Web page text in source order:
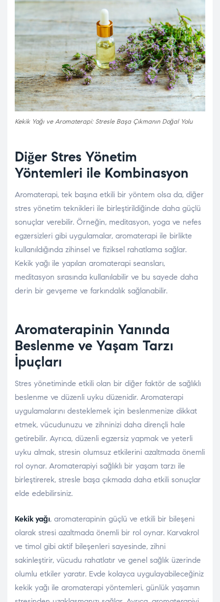
Kekik Yağı ve Aromaterapi: Stresle Başa Çıkmanın Doğal Yolu
Diğer Stres Yönetim
Yöntemleri ile Kombinasyon
Aromaterapi, tek başına etkili bir yöntem olsa da, diğer
stres yönetim teknikleri ile birleştirildiğinde daha güçlü
sonuçlar verebilir. Örneğin, meditasyon, yoga ve nefes
egzersizleri gibi uygulamalar, aromaterapi ile birlikte
kullanıldığında zihinsel ve fiziksel rahatlama sağlar.
Kekik yağı ile yapılan aromaterapi seansları,
meditasyon sırasında kullanılabilir ve bu sayede daha
derin bir gevşeme ve farkındalık sağlanabilir.
Aromaterapinin Yanında
Beslenme ve Yaşam Tarzı
İpuçları
Stres yönetiminde etkili olan bir diğer faktör de sağlıklı
beslenme ve düzenli uyku düzenidir. Aromaterapi
uygulamalarını desteklemek için beslenmenize dikkat
etmek, vücudunuzu ve zihninizi daha dirençli hale
getirebilir. Ayrıca, düzenli egzersiz yapmak ve yeterli
uyku almak, stresin olumsuz etkilerini azaltmada önemli
rol oynar. Aromaterapiyi sağlıklı bir yaşam tarzı ile
birleştirerek, stresle başa çıkmada daha etkili sonuçlar
elde edebilirsiniz.
Kekik yağı, aromaterapinin güçlü ve etkili bir bileşeni
olarak stresi azaltmada önemli bir rol oynar. Karvakrol
ve timol gibi aktif bileşenleri sayesinde, zihni
sakinleştirir, vücudu rahatlatır ve genel sağlık üzerinde
olumlu etkiler yaratır. Evde kolayca uygulayabileceğiniz
kekik yağı ile aromaterapi yöntemleri, günlük yaşamın